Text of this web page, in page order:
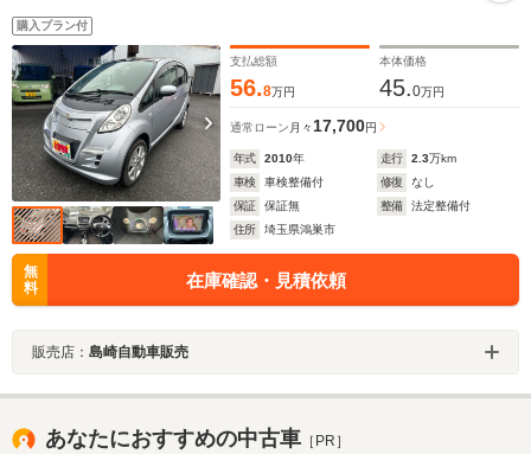
購入プラン付
支払総額
56.8万円
本体価格
45.0万円
通常ローン 月々17,700円
年式 2010年 走行 2.3万km
車検
車検整備付 修復
なし
保証
保証無 整備
法定整備付
住所
埼玉県鴻巣市
無
料
在庫確認・見積依頼
販売店： 島崎自動車販売
あなたにおすすめの中古車 ［PR］